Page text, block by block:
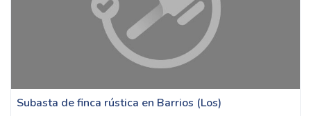
Subasta de finca rústica en Barrios (Los)